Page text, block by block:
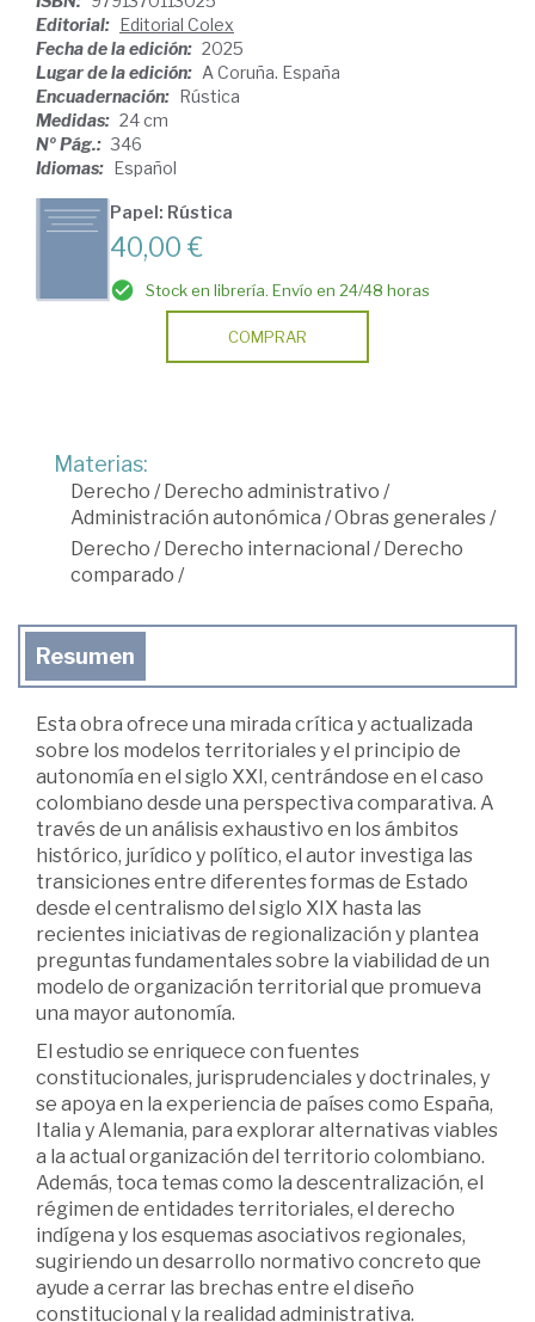
Editorial: Editorial Colex
Fecha de la edición: 2025
Lugar de la edición: A Coruña. España
Encuadernación: Rústica
Medidas: 24 cm
Nº Pág.: 346
Idiomas: Español
Papel: Rústica
40,00 €
Stock en librería. Envío en 24/48 horas
COMPRAR
Materias:
Derecho /Derecho administrativo /
Administración autonómica /Obras generales/
Derecho /Derecho internacional /Derecho
comparado /
Resumen
Esta obra ofrece una mirada crítica y actualizada
sobre los modelos territoriales y el principio de
autonomía en el siglo XXI, centrándose en el caso
colombiano desde una perspectiva comparativa. A
través de un análisis exhaustivo en los ámbitos
histórico, jurídico y político, el autor investiga las
transiciones entre diferentes formas de Estado
desde el centralismo del siglo XIX hasta las
recientes iniciativas de regionalización y plantea
preguntas fundamentales sobre la viabilidad de un
modelo de organización territorial que promueva
una mayor autonomía.
El estudio se enriquece con fuentes
constitucionales, jurisprudenciales y doctrinales, y
se apoya en la experiencia de países como España,
Italia y Alemania, para explorar alternativas viables
a la actual organización del territorio colombiano.
Además, toca temas como la descentralización, el
régimen de entidades territoriales, el derecho
indígena y los esquemas asociativos regionales,
sugiriendo un desarrollo normativo concreto que
ayude a cerrar las brechas entre el diseño
constitucional y la realidad administrativa.